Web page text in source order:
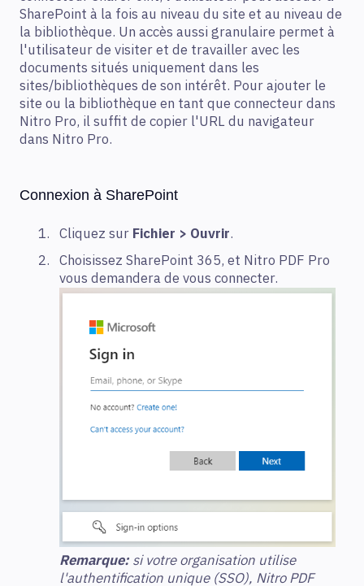
SharePoint à la fois au niveau du site et au niveau de
la bibliothèque. Un accès aussi granulaire permet à
l'utilisateur de visiter et de travailler avec les
documents situés uniquement dans les
sites/bibliothèques de son intérêt. Pour ajouter le
site ou la bibliothèque en tant que connecteur dans
Nitro Pro, il suffit de copier l'URL du navigateur
dans Nitro Pro.
Connexion à SharePoint
Cliquez sur Fichier > Ouvrir.
Choisissez SharePoint 365, et Nitro PDF Pro
vous demandera de vous connecter.
Remarque: si votre organisation utilise
l'authentification unique (SSO), Nitro PDF